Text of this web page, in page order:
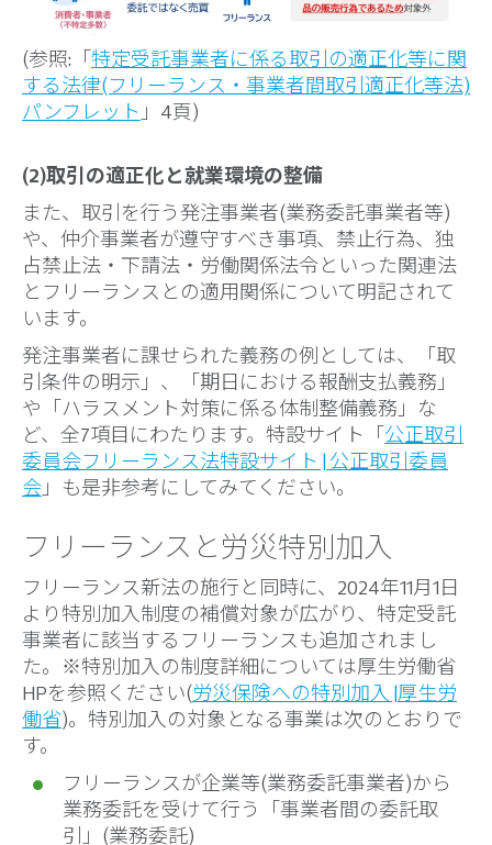
(参照:「特定受託事業者に係る取引の適正化等に関
する法律(フリーランス・事業者間取引適正化等法)
パンフレット 」4頁)
(2)取引の適正化と就業環境の整備
また、取引を行う発注事業者(業務委託事業者等)
や、仲介事業者が遵守すべき事項、禁止行為、独
占禁止法・下請法・労働関係法令といった関連法
とフリーランスとの適用関係について明記されて
います。
発注事業者に課せられた義務の例としては、「取
引条件の明示」、「期日における報酬支払義務」
や「ハラスメント対策に係る体制整備義務」な
ど、全7項目にわたります。特設サイト「公正取引
委員会フリーランス法特設サイト | 公正取引委員
会 」も是非参考にしてみてください。
フリーランスと労災特別加入
フリーランス新法の施行と同時に、2024年11月1日
より特別加入制度の補償対象が広がり、特定受託
事業者に該当するフリーランスも追加されまし
た。※特別加入の制度詳細については厚生労働省
HPを参照ください(労災保険への特別加入 |厚生労
働省)。特別加入の対象となる事業は次のとおりで
す。
フリーランスが企業等(業務委託事業者)から
業務委託を受けて行う「事業者間の委託取
引」(業務委託)